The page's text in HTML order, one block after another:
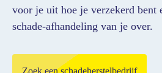
voor je uit hoe je verzekerd bent
schade-afhandeling van je over.
Zoek een schadeherstelbedrijf